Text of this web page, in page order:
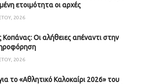
ετοιμότητα οι αρχές
2026
Κοπάνας: Οι αλήθειες απέναντι στην
2026
το «Αθλητικό Καλοκαίρι 2026» του